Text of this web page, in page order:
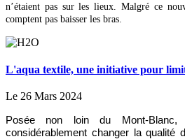
n’étaient pas sur les lieux. Malgré ce
comptent pas baisser les bras.
L'aqua textile, une initiative pour
Le 26 Mars 2024
Posée non loin du Mont-Blanc,
considérablement changer la qualité